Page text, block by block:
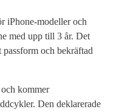
iPhone-modeller och
med upp till 3 år. Det
och bekräftad
kommer
Den deklarerade